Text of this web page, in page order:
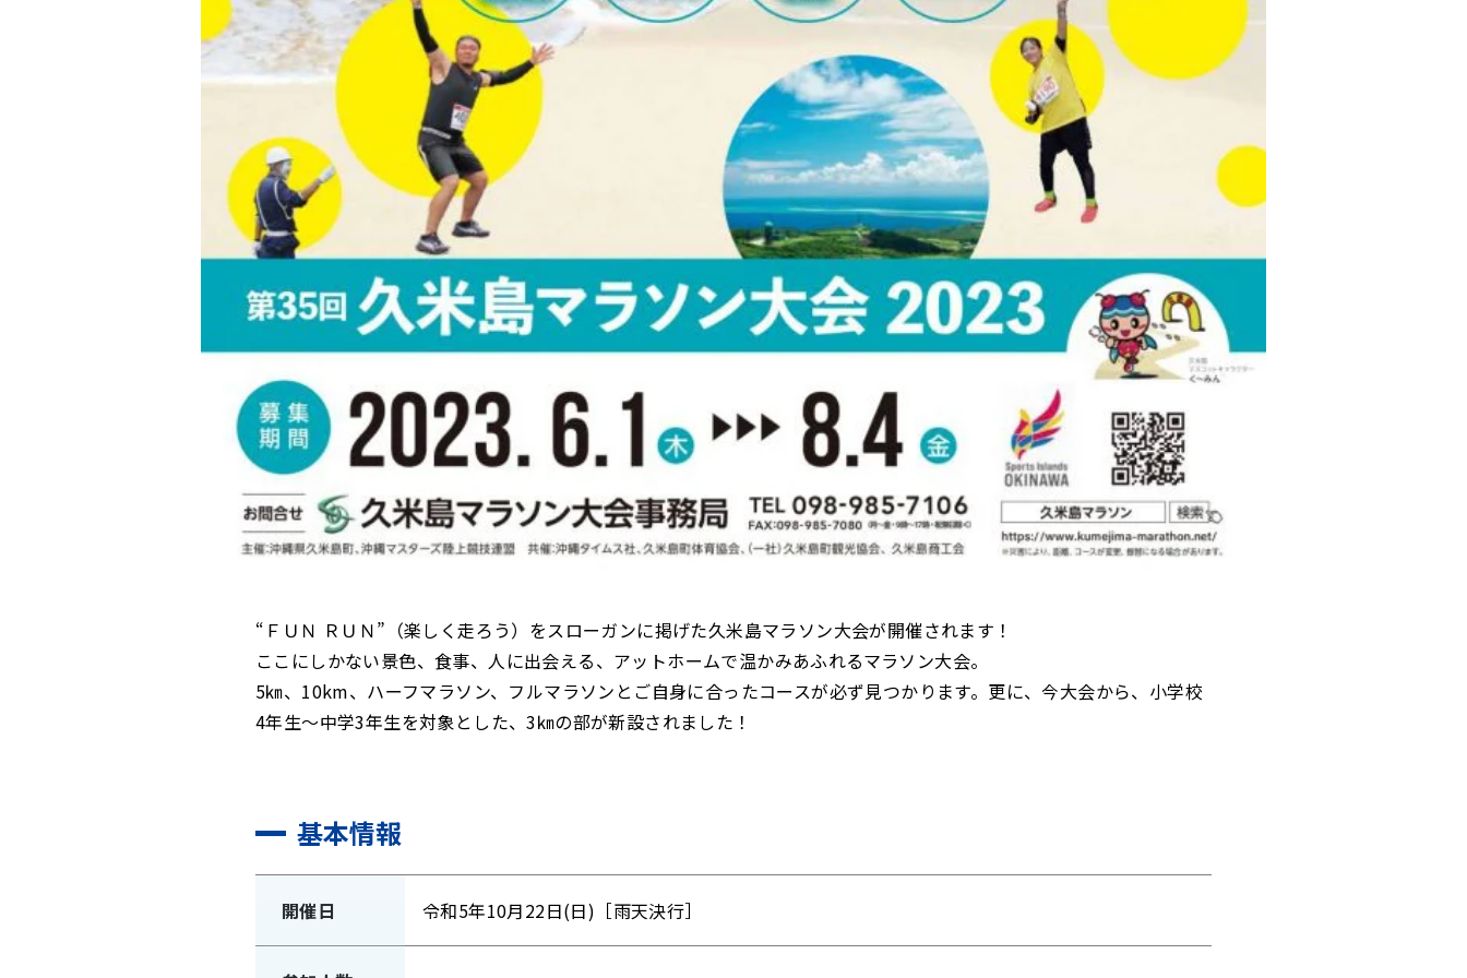
“ＦＵＮ ＲＵＮ”（楽しく走ろう）をスローガンに掲げた久米島マラソン大会が開催されます！
ここにしかない景色、食事、人に出会える、アットホームで温かみあふれるマラソン大会。
5㎞、10km、ハーフマラソン、フルマラソンとご自身に合ったコースが必ず見つかります。更に、今大会から、小学校
4年生～中学3年生を対象とした、3㎞の部が新設されました！
基本情報
開催日 令和5年10月22日(日)［雨天決行］